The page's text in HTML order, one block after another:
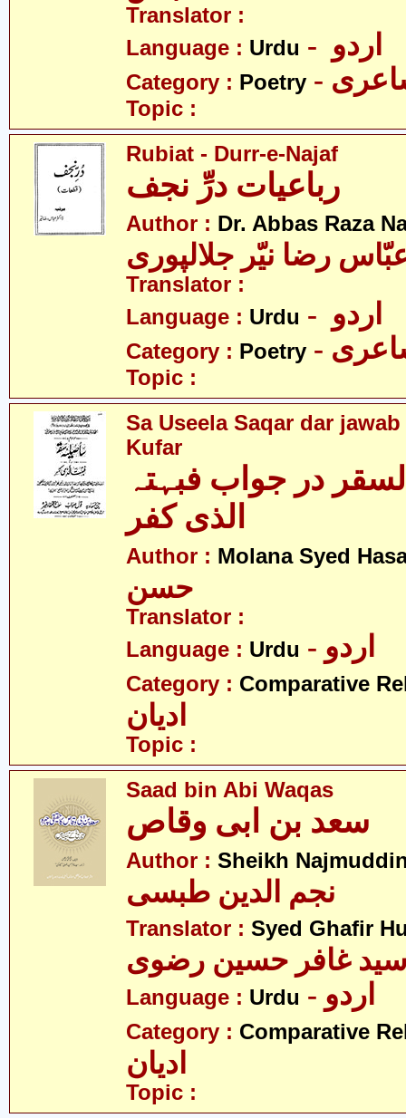
Translator :
Language : Urdu
Category : Poetry
Topic :
Rubiat - Durr-e-Najaf
رباعیات درِّ نجف
Author : Dr. Abbas Raza
رضا نیّر جلالپوری
Translator :
Language : Urdu
Category : Poetry
Topic :
Sa Useela Saqar dar
Kufar
در جواب فبہتہ
الذی کفر
Author : Molana Syed
حسن
Translator :
Language : Urdu - اردو
Category : Comparative
ادیان
Topic :
Saad bin Abi Waqas
سعد بن ابی وقاص
Author : Sheikh
نجم الدین طبسی
Translator : Syed Ghafir
غافر حسین رضوی
Language : Urdu - اردو
Category : Comparative
ادیان
Topic :